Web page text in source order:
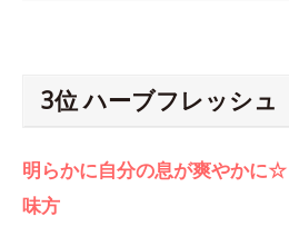
3位 ハーブフレッシュ
明らかに自分の息が爽やか
味方